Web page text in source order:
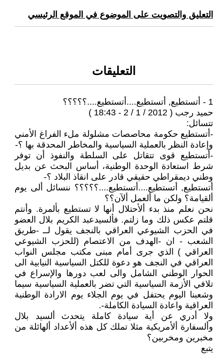
التعليق والتصويت على الموضوع في الموقع الرئيسي
التعليقات
1 - أتستطيع, أتستطيع....أتستطيع....؟؟؟؟؟
حميد رجب ( 2012 / 1 / 2 - 18:43 )
تتسائل:
-أتستطيع حكومة محاصصات مشلولة ملء الفراغ الأمني
وإعادة النظر بالعملية السياسية والمخاطر المحدقة بها ؟-
-أتستطيع قوى تتقاتل على السلطة والنفوذ أن توفر
شرط استعادة الوحدة الوطنية، أساس البحث عن بديل
وطني ديمقراطي حقيقي قادر على انقاذ البلاد ؟-
أتستطيع, أتستطيع....أتستطيع....؟؟؟؟؟ ننسائل ألى يوم
ألقيامة؟ ولكن ما ألعمل ألآن؟؟
نحن نعلم منذ بدء ألأحتلال أنها لا تستطيع بألمرة. وأنتم
قلتم عكس ذلك وما زلتم. فألسيدعبد الكريم بلال العضو
في الحزب الشيوعي العراقي بالنجف يقول لــ -طريق
الشعب - ان -الهدف من الاعتصام (للحزب الشيوعي
العراقي ) الذي جرى أمام مبنى مكتب مجلس النواب
العراقي في النجف هو دعوة للكتل السياسية النيابية الى
الحوار الوطني الشامل والى لعب دورها والإسراع في
تلافي الأزمة السياسية التي تضر بالعملية السياسية سيما
وشعبنا اليوم يحتفل في يوم الجلاء يوم الارادة الوطنية
العراقية واعادة السيادة الكاملة-.
ولا أدري عن أية سيادة كاملة يتحدث ألسيد بلال
وألسفارة ألأمريكية مثلا تملك كل هذه ألأعداد ألهائلة من
مخبرين ومخربين؟
يتبع